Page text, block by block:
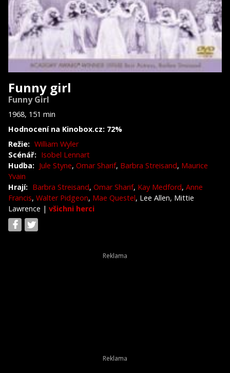
Funny girl
Funny Girl
1968, 151 min
Hodnocení na Kinobox.cz: 72%
Režie: William Wyler
Scénář: Isobel Lennart
Hudba: Jule Styne, Omar Sharif, Barbra Streisand, Maurice
Yvain
Hrají: Barbra Streisand, Omar Sharif, Kay Medford, Anne
Francis, Walter Pidgeon, Mae Questel, Lee Allen, Mittie
Lawrence | všichni herci